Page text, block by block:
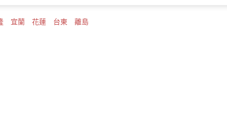
宜蘭 花蓮 台東 離島